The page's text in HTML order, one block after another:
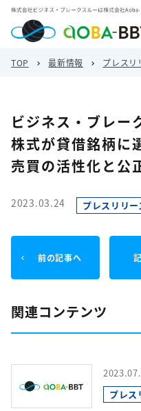
TOP 最新情報 プレスリ
ビジネス・ブレー
株式が貸借銘柄に
売買の活性化と公
2023.03.24 プレスリリー
前の記事へ
関連コンテンツ
プレス